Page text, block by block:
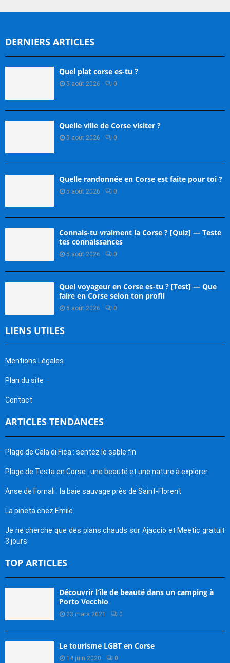
DERNIERS ARTICLES
Quel plat corse es-tu ?
5 août 2026 0
Quelle ville de Corse visiter ?
5 août 2026 0
Quelle randonnée en Corse est faite pour toi ?
5 août 2026 0
Connais-tu vraiment la Corse ? [Quiz] — Teste
tes connaissances
5 août 2026 0
Quel voyageur en Corse es-tu ? [Test] — Que
faire en Corse selon ton profil
5 août 2026 0
LIENS UTILES
Mentions Légales
Plan du site
Contact
ARTICLES TENDANCES
Plage de Cala di Fica : sentez le sable fin
Plage de Testa en Corse : une beauté et une nature à explorer
Anse de Fornali : la baie sauvage près de Saint-Florent
La pineta chez Emile
Je ne cherche que des plans chauds sur Ajaccio et Meetic gratuit
3 jours
TOP ARTICLES
Découvrir l’île de beauté dans un camping à
Porto Vecchio
23 mars 2021 0
Le tourisme LGBT en Corse
14 juin 2020 0